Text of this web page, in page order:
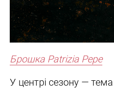
Брошка Patrizia Pepe
У центрі сезону — тема